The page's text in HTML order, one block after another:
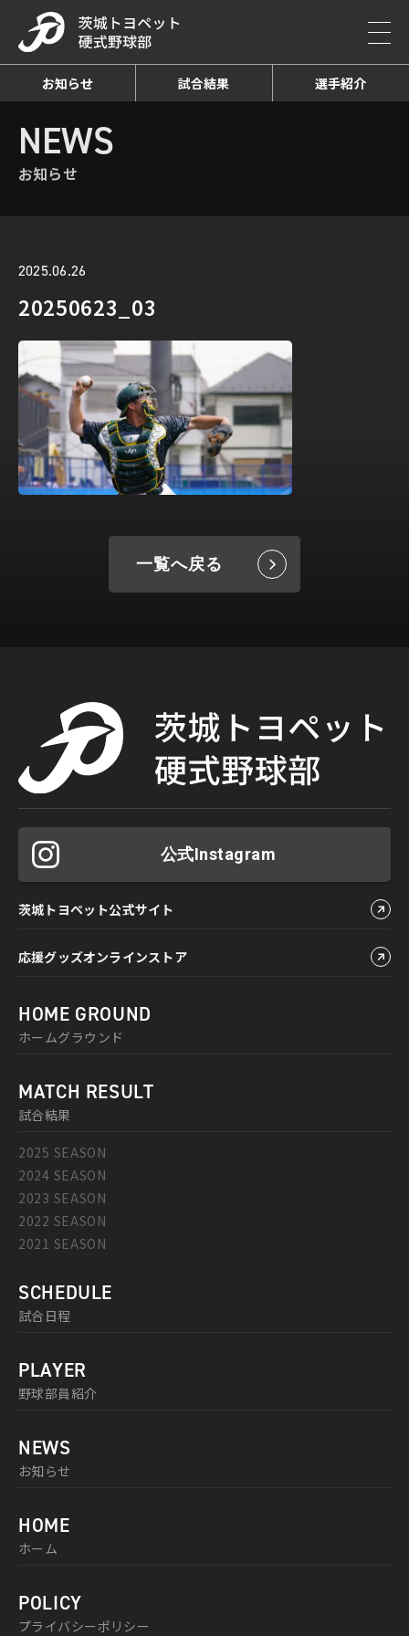
お知らせ 試合結果 選手紹介
HOME お知らせ詳細
NEWS
お知らせ
2025.06.26
20250623_03
一覧へ戻る
公式Instagram
茨城トヨペット公式サイト
応援グッズオンラインストア
HOME GROUND
ホームグラウンド
MATCH RESULT
試合結果
2025 SEASON
2024 SEASON
2023 SEASON
2022 SEASON
2021 SEASON
SCHEDULE
試合日程
PLAYER
野球部員紹介
NEWS
お知らせ
HOME
ホーム
POLICY
プライバシーポリシー